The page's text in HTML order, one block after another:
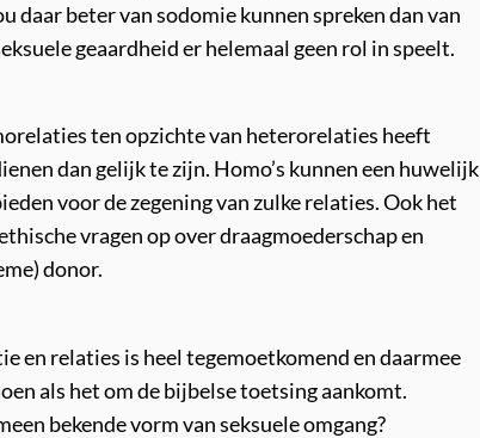
daar beter van sodomie kunnen spreken dan van
geaardheid er helemaal geen rol in speelt.
ten opzichte van heterorelaties heeft
dan gelijk te zijn. Homo’s kunnen een huwelijk
voor de zegening van zulke relaties. Ook het
vragen op over draagmoederschap en
donor.
en relaties is heel tegemoetkomend en daarmee
als het om de bijbelse toetsing aankomt.
bekende vorm van seksuele omgang?